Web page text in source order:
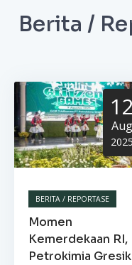
Berita /
12
Aug
2025
BERITA / REPORTASE
Momen
Kemerdekaan RI,
Petrokimia Gresik